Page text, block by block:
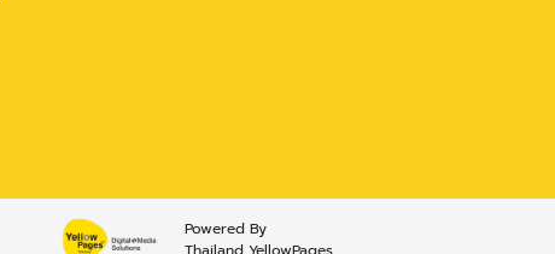
Powered By